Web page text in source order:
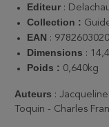
Editeur :
Collection :
EAN :
Dimensions :
Poids : 0,640kg
Auteurs :
Toquin - Charles